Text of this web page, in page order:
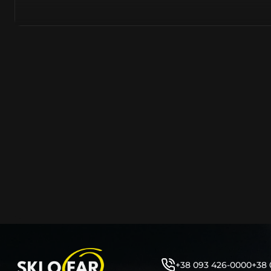
як це часто пропонують автосервіси та автодилери.
заощадити та придбати тільки те, що потребує
+38 093 426-0000+38